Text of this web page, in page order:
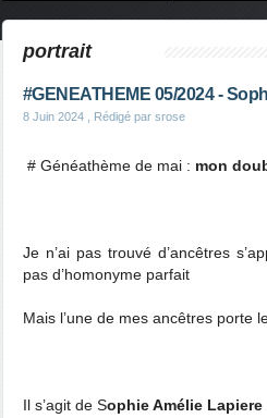
portrait
#GENEATHEME 05/2024 -
8 Juin 2024 , Rédigé par srose
# Généathème de mai : mon
Je n’ai pas trouvé d’ancêtres
pas d’homonyme parfait
Mais l’une de mes ancêtres porte
Il s’agit de Sophie Amélie Lapiere